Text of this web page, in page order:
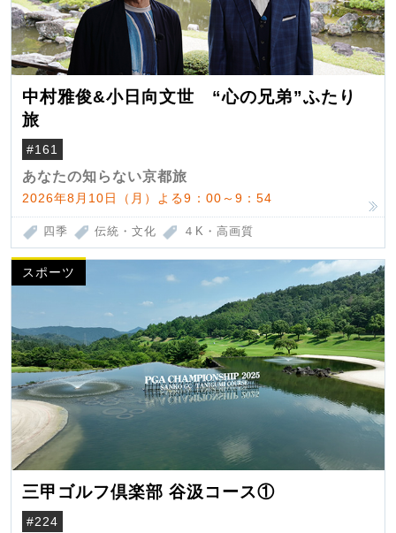
中村雅俊&小日向文世 “心の兄弟”ふたり
旅
#161
あなたの知らない京都旅
2026年8月10日（月）よる9：00～9：54
四季 伝統・文化 ４K・高画質
スポーツ
三甲ゴルフ倶楽部 谷汲コース①
#224